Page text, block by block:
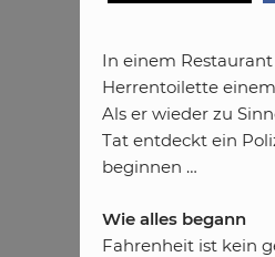
In einem
Herrentoilette
Als er wieder zu
Tat entdeckt ein
beginnen …
Wie alles begann
Fahrenheit ist kein